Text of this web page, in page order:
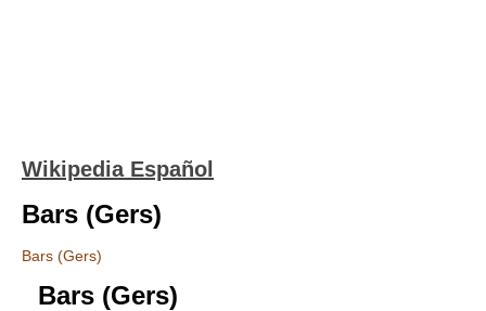
Wikipedia Español
Bars (Gers)
Bars (Gers)
Bars (Gers)